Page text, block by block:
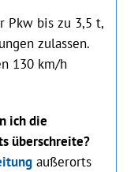
Pkw bis zu 3,5 t,
zulassen.
130 km/h
ich die
überschreite?
außerorts